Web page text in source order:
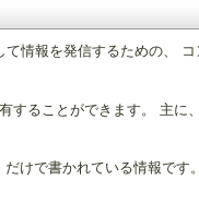
情報を発信するための、
ることができます。 主に
けで書かれている情報で